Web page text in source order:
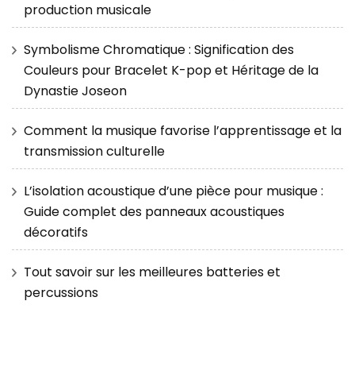
production musicale
Symbolisme Chromatique : Signification des
Couleurs pour Bracelet K-pop et Héritage de la
Dynastie Joseon
Comment la musique favorise l’apprentissage et la
transmission culturelle
L’isolation acoustique d’une pièce pour musique :
Guide complet des panneaux acoustiques
décoratifs
Tout savoir sur les meilleures batteries et
percussions